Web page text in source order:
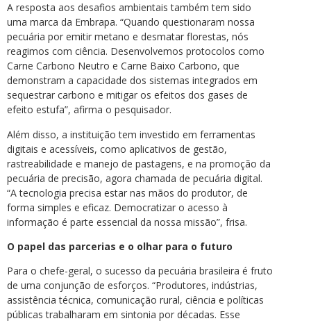
A resposta aos desafios ambientais também tem sido
uma marca da Embrapa. “Quando questionaram nossa
pecuária por emitir metano e desmatar florestas, nós
reagimos com ciência. Desenvolvemos protocolos como
Carne Carbono Neutro e Carne Baixo Carbono, que
demonstram a capacidade dos sistemas integrados em
sequestrar carbono e mitigar os efeitos dos gases de
efeito estufa”, afirma o pesquisador.
Além disso, a instituição tem investido em ferramentas
digitais e acessíveis, como aplicativos de gestão,
rastreabilidade e manejo de pastagens, e na promoção da
pecuária de precisão, agora chamada de pecuária digital.
“A tecnologia precisa estar nas mãos do produtor, de
forma simples e eficaz. Democratizar o acesso à
informação é parte essencial da nossa missão”, frisa.
O papel das parcerias e o olhar para o futuro
Para o chefe-geral, o sucesso da pecuária brasileira é fruto
de uma conjunção de esforços. “Produtores, indústrias,
assistência técnica, comunicação rural, ciência e políticas
públicas trabalharam em sintonia por décadas. Esse